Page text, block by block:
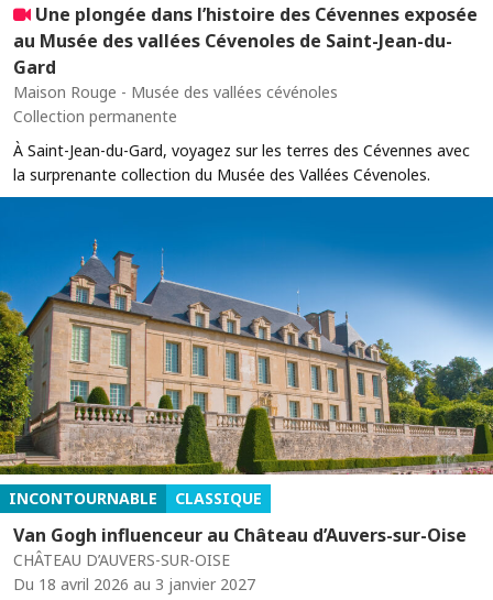
Une plongée dans l’histoire des Cévennes exposée
au Musée des vallées Cévenoles de Saint-Jean-du-
Gard
Maison Rouge - Musée des vallées cévénoles
Collection permanente
À Saint-Jean-du-Gard, voyagez sur les terres des Cévennes avec
la surprenante collection du Musée des Vallées Cévenoles.
INCONTOURNABLE CLASSIQUE
Van Gogh influenceur au Château d’Auvers-sur-Oise
CHÂTEAU D’AUVERS-SUR-OISE
Du 18 avril 2026 au 3 janvier 2027